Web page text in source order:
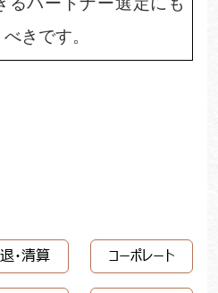
きです。
・清算 コーポレート